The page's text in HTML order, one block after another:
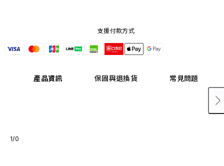
支援付款方式
產品資訊 保固與退換貨 常見問題
1/0